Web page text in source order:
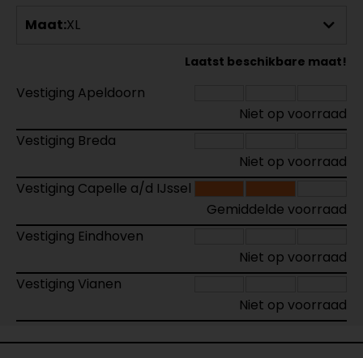
Maat:XL
Laatst beschikbare maat!
Vestiging Apeldoorn
Niet op voorraad
Vestiging Breda
Niet op voorraad
Vestiging Capelle a/d IJssel
Gemiddelde voorraad
Vestiging Eindhoven
Niet op voorraad
Vestiging Vianen
Niet op voorraad